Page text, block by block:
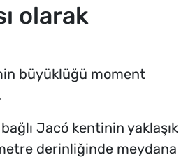
olarak
büyüklüğü moment
Jacó kentinin yaklaşık
derinliğinde meydana